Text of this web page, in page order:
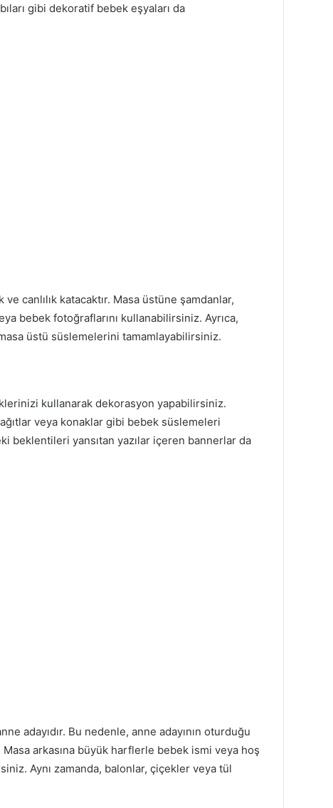
gibi dekoratif bebek eşyaları da
canlılık katacaktır. Masa üstüne şamdanlar,
bebek fotoğraflarını kullanabilirsiniz. Ayrıca,
üstü süslemelerini tamamlayabilirsiniz.
kullanarak dekorasyon yapabilirsiniz.
veya konaklar gibi bebek süslemeleri
beklentileri yansıtan yazılar içeren bannerlar da
adayıdır. Bu nedenle, anne adayının oturduğu
arkasına büyük harflerle bebek ismi veya hoş
Aynı zamanda, balonlar, çiçekler veya tül